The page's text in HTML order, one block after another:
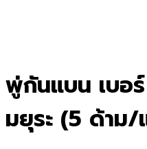
พู่กันแบน เบอ
มยุระ (5 ด้าม